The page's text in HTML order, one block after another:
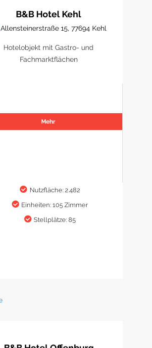
B&B Hotel Kehl
Allensteinerstraße 15, 77694 Kehl
Hotelobjekt mit Gastro- und
Fachmarktflächen
Mehr
Nutzfläche: 2.482
Einheiten: 105 Zimmer
Stellplätze: 85